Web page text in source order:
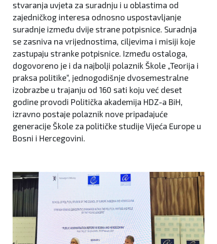
stvaranja uvjeta za suradnju i u oblastima od
zajedničkog interesa odnosno uspostavljanje
suradnje između dvije strane potpisnice. Suradnja
se zasniva na vrijednostima, ciljevima i misiji koje
zastupaju stranke potpisnice. Između ostaloga,
dogovoreno je i da najbolji polaznik Škole „Teorija i
praksa politike“, jednogodišnje dvosemestralne
izobrazbe u trajanju od 160 sati koju već deset
godine provodi Politička akademija HDZ-a BiH,
izravno postaje polaznik nove pripadajuće
generacije Škole za političke studije Vijeća Europe u
Bosni i Hercegovini.